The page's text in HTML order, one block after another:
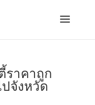
ราคาถูก
จังหวัด